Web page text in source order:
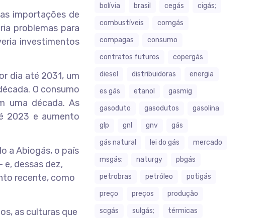
importações de
problemas para
investimentos
dia até 2031, um
O consumo
uma década. As
2023 e aumento
a Abiogás, o país
e, dessas dez,
recente, como
as culturas que
bolívia
brasil cegás
cigás;
combustíveis
comgás
compagas
consumo
contratos futuros
copergás
diesel
distribuidoras
energia
es gás
etanol
gasmig
gasoduto
gasodutos
gasolina
glp
gnl gnv
gás
gás natural
lei do gás
mercado
msgás;
naturgy
pbgás
petrobras
petróleo
potigás
preço
preços
produção
scgás
sulgás; térmicas